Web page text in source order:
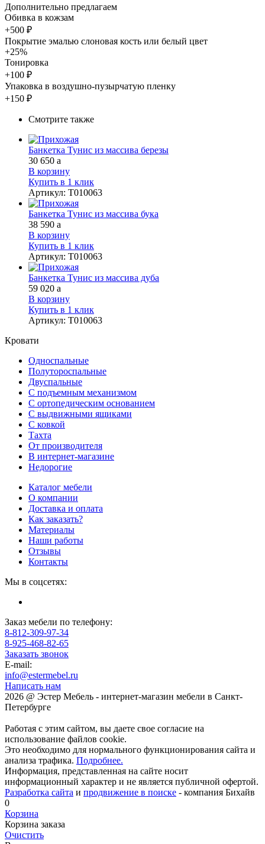
Дополнительно предлагаем
Обивка в кожзам
+500 ₽
Покрытие эмалью слоновая кость или белый цвет
+25%
Тонировка
+100 ₽
Упаковка в воздушно-пузырчатую пленку
+150 ₽
Смотрите также
Банкетка Тунис из массива березы
30 650 a
В корзину
Купить в 1 клик
Артикул: Т010063
Банкетка Тунис из массива бука
38 590 a
В корзину
Купить в 1 клик
Артикул: Т010063
Банкетка Тунис из массива дуба
59 020 a
В корзину
Купить в 1 клик
Артикул: Т010063
Кровати
Односпальные
Полутороспальные
Двуспальные
С подъемным механизмом
С ортопедическим основанием
С выдвижными ящиками
С ковкой
Тахта
От производителя
В интернет-магазине
Недорогие
Каталог мебели
О компании
Доставка и оплата
Как заказать?
Материалы
Наши работы
Отзывы
Контакты
Мы в соцсетях:
Заказ мебели по телефону:
8-812-309-97-34
8-925-468-82-65
Заказать звонок
E-mail:
info@estermebel.ru
Написать нам
2026 @ Эстер Мебель - интернет-магазин мебели в Санкт-
Петербурге
Работая с этим сайтом, вы даете свое согласие на
использование файлов cookie.
Это необходимо для нормального функционирования сайта и
анализа трафика. Подробнее.
Информация, представленная на сайте носит
информационный характер и не является публичной офертой.
Разработка сайта и продвижение в поиске - компания Бихайв
0
Корзина
Корзина заказа
Очистить